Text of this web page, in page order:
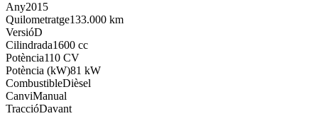
Any2015
Quilometratge133.000 km
VersióD
Cilindrada1600 cc
Potència110 CV
Potència (kW)81 kW
CombustibleDièsel
CanviManual
TraccióDavant